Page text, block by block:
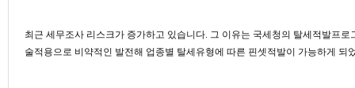
최근 세무조사 리스크가 증가하고 있습니다. 그 이유는 국세청의 탈세적발프
술적용으로 비약적인 발전해 업종별 탈세유형에 따른 핀셋적발이 가능하게 되